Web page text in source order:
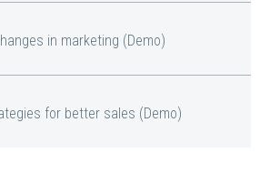
in marketing (Demo)
for better sales (Demo)